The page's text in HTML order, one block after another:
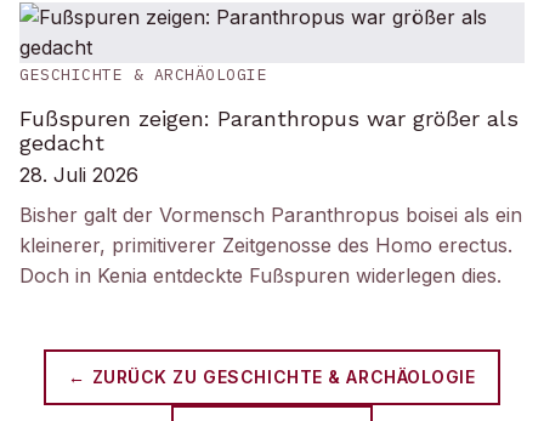
GESCHICHTE & ARCHÄOLOGIE
Fußspuren zeigen: Paranthropus war größer als
gedacht
28. Juli 2026
Bisher galt der Vormensch Paranthropus boisei als ein
kleinerer, primitiverer Zeitgenosse des Homo erectus.
Doch in Kenia entdeckte Fußspuren widerlegen dies.
← ZURÜCK ZU GESCHICHTE & ARCHÄOLOGIE